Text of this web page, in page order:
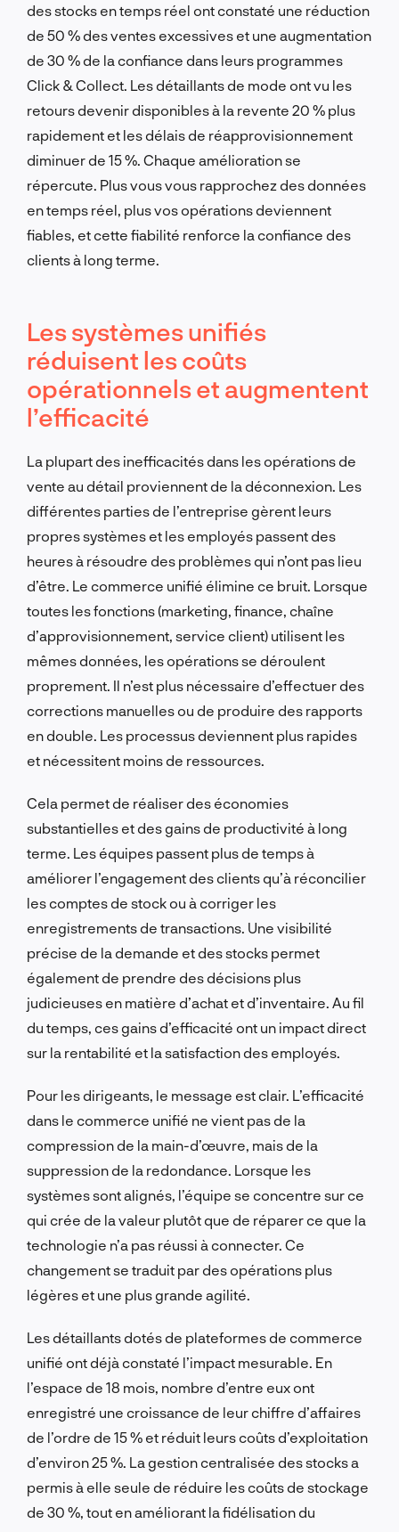
des stocks en temps réel ont constaté une réduction
de 50 % des ventes excessives et une augmentation
de 30 % de la confiance dans leurs programmes
Click & Collect. Les détaillants de mode ont vu les
retours devenir disponibles à la revente 20 % plus
rapidement et les délais de réapprovisionnement
diminuer de 15 %. Chaque amélioration se
répercute. Plus vous vous rapprochez des données
en temps réel, plus vos opérations deviennent
fiables, et cette fiabilité renforce la confiance des
clients à long terme.
Les systèmes unifiés
réduisent les coûts
opérationnels et augmentent
l’efficacité
La plupart des inefficacités dans les opérations de
vente au détail proviennent de la déconnexion. Les
différentes parties de l’entreprise gèrent leurs
propres systèmes et les employés passent des
heures à résoudre des problèmes qui n’ont pas lieu
d’être. Le commerce unifié élimine ce bruit. Lorsque
toutes les fonctions (marketing, finance, chaîne
d’approvisionnement, service client) utilisent les
mêmes données, les opérations se déroulent
proprement. Il n’est plus nécessaire d’effectuer des
corrections manuelles ou de produire des rapports
en double. Les processus deviennent plus rapides
et nécessitent moins de ressources.
Cela permet de réaliser des économies
substantielles et des gains de productivité à long
terme. Les équipes passent plus de temps à
améliorer l’engagement des clients qu’à réconcilier
les comptes de stock ou à corriger les
enregistrements de transactions. Une visibilité
précise de la demande et des stocks permet
également de prendre des décisions plus
judicieuses en matière d’achat et d’inventaire. Au fil
du temps, ces gains d’efficacité ont un impact direct
sur la rentabilité et la satisfaction des employés.
Pour les dirigeants, le message est clair. L’efficacité
dans le commerce unifié ne vient pas de la
compression de la main-d’œuvre, mais de la
suppression de la redondance. Lorsque les
systèmes sont alignés, l’équipe se concentre sur ce
qui crée de la valeur plutôt que de réparer ce que la
technologie n’a pas réussi à connecter. Ce
changement se traduit par des opérations plus
légères et une plus grande agilité.
Les détaillants dotés de plateformes de commerce
unifié ont déjà constaté l’impact mesurable. En
l’espace de 18 mois, nombre d’entre eux ont
enregistré une croissance de leur chiffre d’affaires
de l’ordre de 15 % et réduit leurs coûts d’exploitation
d’environ 25 %. La gestion centralisée des stocks a
permis à elle seule de réduire les coûts de stockage
de 30 %, tout en améliorant la fidélisation du